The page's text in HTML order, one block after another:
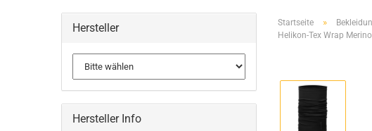
Startseite »
Helikon-Tex Wrap
Hersteller
Hersteller Info